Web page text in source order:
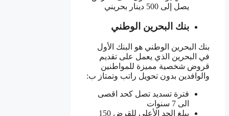
يصل إلى 500 دينار بحريني
بنك البحرين الوطني
بنك البحرين الوطني هو البنك الأول
في البحرين الذي يعمل على تقديم
قروض شخصية مميزة للمواطنين
والوافدين بدون تحويل راتب وتمتاز ب:
فترة تسديد تصل كحد اقصى
الى 7 سنوات
يبلغ الحد الأعلى للقرض 150